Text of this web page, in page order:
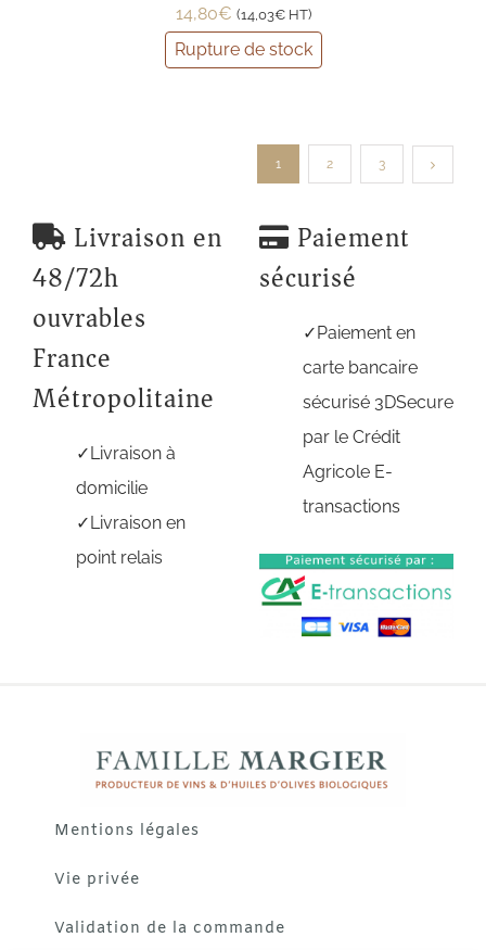
14,80€ (14,03€HT)
Rupture de stock
1 2 3
Livraison en
48/72h
ouvrables
France
Métropolitaine
Livraison à
domicilie
Livraison en
point relais
Paiement
sécurisé
Paiement en
carte bancaire
sécurisé 3DSecure
par le Crédit
Agricole E-
transactions
Mentions légales
Vie privée
Validation de la commande